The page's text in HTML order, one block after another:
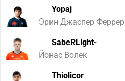
Yopaj
Эрин Джаспер Феррер
SabeRLight-
Йонас Волек
Thiolicor